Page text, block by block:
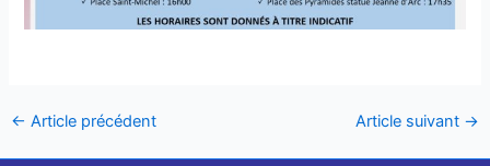
← Article précédent Article suivant →